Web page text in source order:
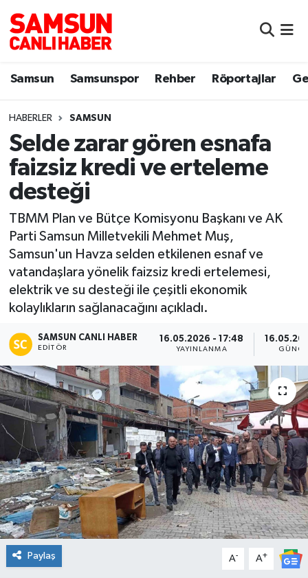
Samsun Samsunspor Rehber Röportajlar
HABERLER SAMSUN
Selde zarar gören esnafa
faizsiz kredi ve erteleme
desteği
TBMM Plan ve Bütçe Komisyonu Başkanı ve AK
Parti Samsun Milletvekili Mehmet Muş,
Samsun'un Havza selden etkilenen esnaf ve
vatandaşlara yönelik faizsiz kredi ertelemesi,
elektrik ve su desteği ile çeşitli ekonomik
kolaylıkların sağlanacağını açıkladı.
SAMSUN CANLI HABER
EDITÖR
16.05.2026 - 17:48
YAYINLANMA
Paylaş A- A+
Samsun
Sokak Röportajları
Genel
Dünya
Sağlık
Yemek
Manşet Haberi
Samsun Nöbetçi Eczaneler
Samsun Hava Durumu
Samsun Namaz Vakitleri
Samsun Trafik Yoğunluk Haritası
Süper Lig Puan Durumu ve Fikstür
Tüm Manşetler
Son Dakika Haberleri
Haber Arşivi